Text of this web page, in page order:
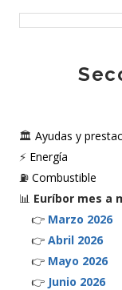
🏛️ Ayudas y
⚡ Energía
⛽ Combustible
📊 Euríbor mes a
👉 Marzo 2026
👉 Abril 2026
👉 Mayo 2026
👉 Junio 2026